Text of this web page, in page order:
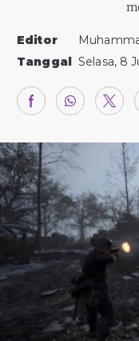
Editor
Tanggal Selasa, 8